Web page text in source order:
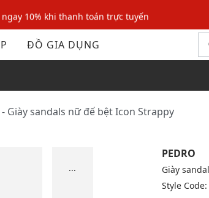
ngay 10% khi thanh toán trực tuyến
10% đơn đầu cho thành viên mới!
ngay 10% khi thanh toán trực tuyến
ĐỒ GIA DỤNG
- Giày sandals nữ đế bệt Icon Strappy
...
PEDRO
Giày
Style Code: